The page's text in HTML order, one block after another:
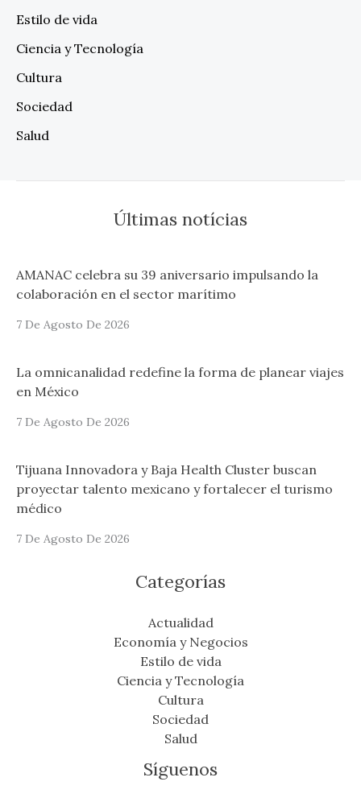
Estilo de vida
Ciencia y Tecnología
Cultura
Sociedad
Salud
Últimas notícias
AMANAC celebra su 39 aniversario impulsando la
colaboración en el sector marítimo
7 De Agosto De 2026
La omnicanalidad redefine la forma de planear viajes
en México
7 De Agosto De 2026
Tijuana Innovadora y Baja Health Cluster buscan
proyectar talento mexicano y fortalecer el turismo
médico
7 De Agosto De 2026
Categorías
Actualidad
Economía y Negocios
Estilo de vida
Ciencia y Tecnología
Cultura
Sociedad
Salud
Síguenos